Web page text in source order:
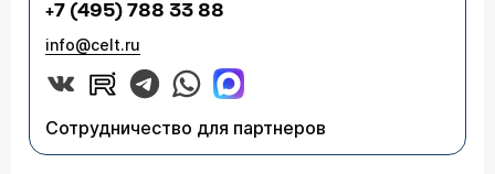
+7 (495) 788 33 88
info@celt.ru
Сотрудничество для партнеров